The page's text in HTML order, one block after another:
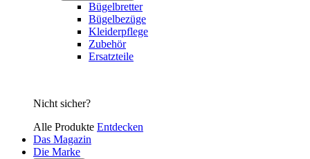
Bügelbretter
Bügelbezüge
Kleiderpflege
Zubehör
Ersatzteile
Nicht sicher?
Alle Produkte Entdecken
Das Magazin
Die Marke